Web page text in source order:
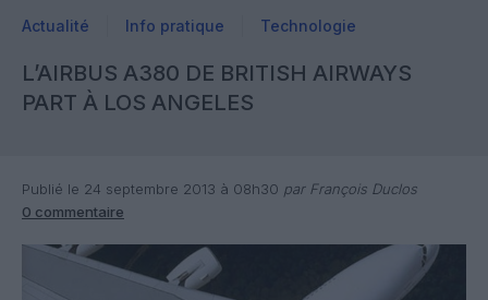
Actualité Info pratique Technologie
L’AIRBUS A380 DE BRITISH AIRWAYS
PART À LOS ANGELES
Publié le 24 septembre 2013 à 08h30 par François Duclos
0 commentaire